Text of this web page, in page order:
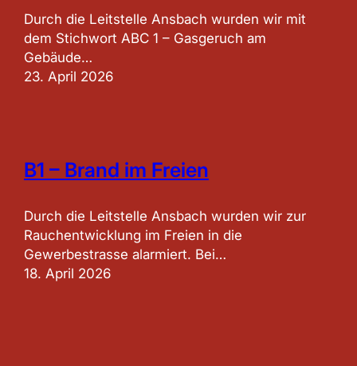
Durch die Leitstelle Ansbach wurden wir mit
dem Stichwort ABC 1 – Gasgeruch am
Gebäude…
23. April 2026
B1 – Brand im Freien
Durch die Leitstelle Ansbach wurden wir zur
Rauchentwicklung im Freien in die
Gewerbestrasse alarmiert. Bei…
18. April 2026